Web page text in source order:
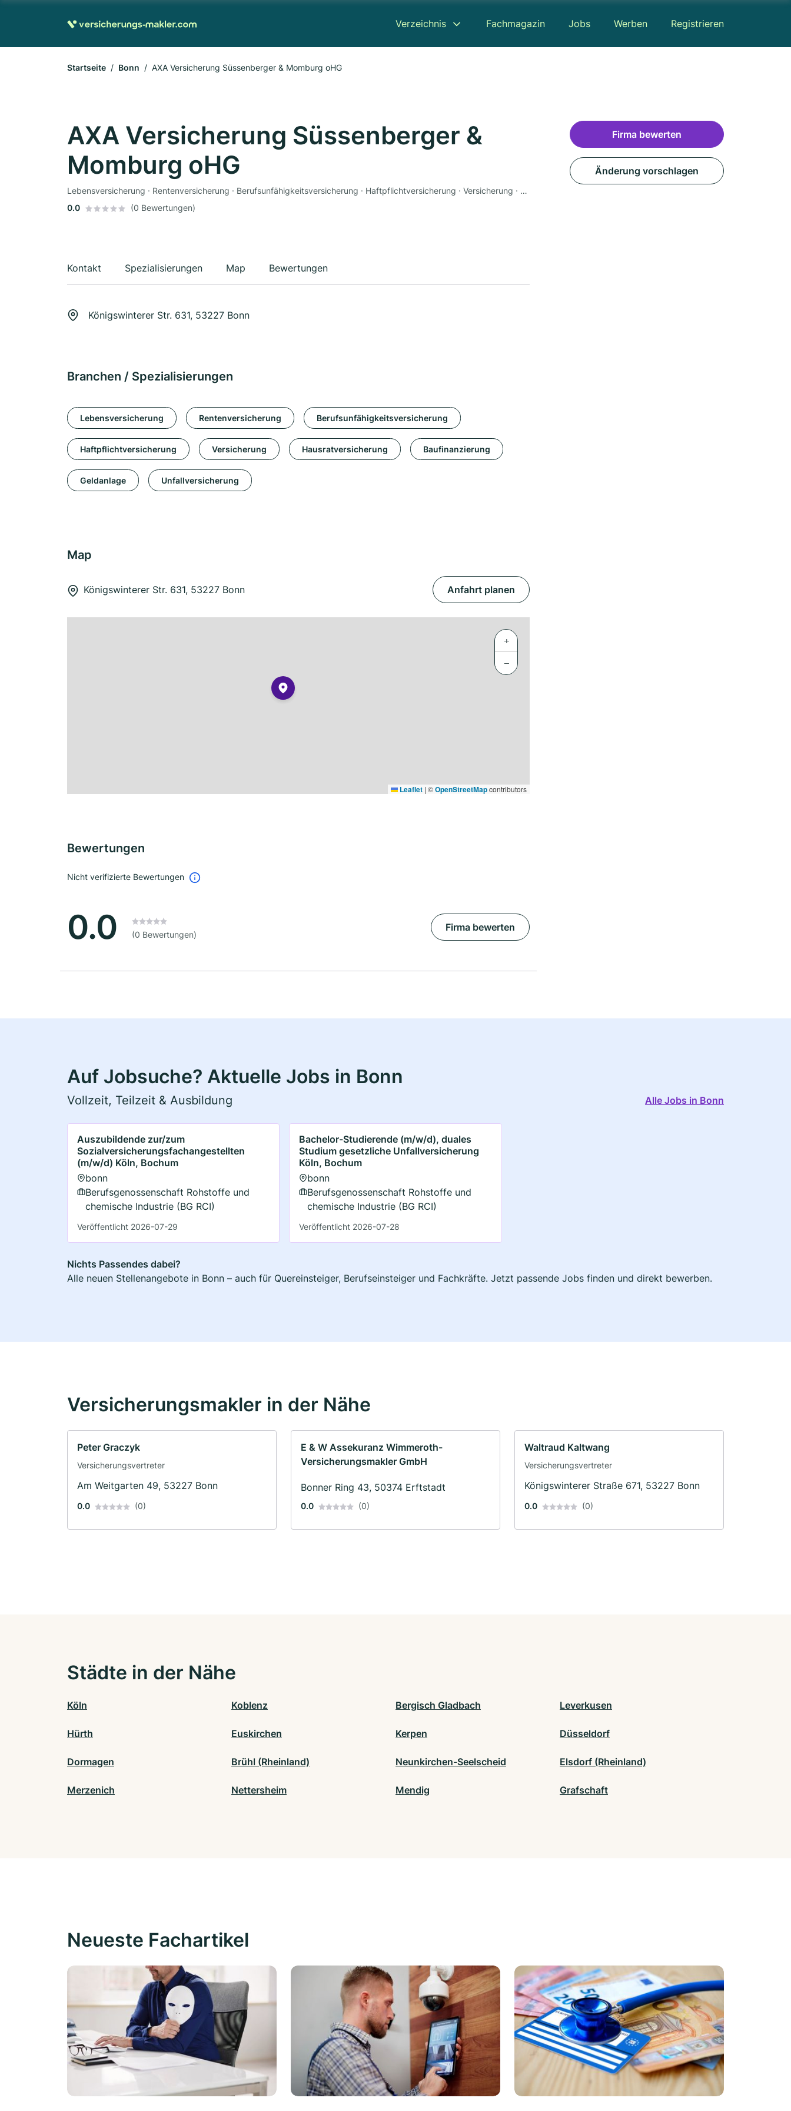
Verzeichnis Fachmagazin Jobs Werben Registrieren
Startseite Bonn AXA Versicherung Süssenberger & Momburg oHG
AXA Versicherung Süssenberger &
Momburg oHG
Lebensversicherung · Rentenversicherung · Berufsunfähigkeitsversicherung · Haftpflichtversicherung · Versicherung · Hausratversicherung · Baufinanzierung · Geldanlage · Unfallversicherung
0.0
(0 Bewertungen)
Kontakt Spezialisierungen Map Bewertungen
Königswinterer Str. 631, 53227 Bonn
Branchen / Spezialisierungen
Lebensversicherung Rentenversicherung Berufsunfähigkeitsversicherung
Haftpflichtversicherung Versicherung Hausratversicherung Baufinanzierung
Geldanlage Unfallversicherung
Map
Königswinterer Str. 631, 53227 Bonn Anfahrt planen
+
−
Leaflet | ©OpenStreetMapcontributors
Bewertungen
Nicht verifizierte Bewertungen
0.0 (0 Bewertungen)
Firma bewerten
Firma bewerten
Änderung vorschlagen
Auf Jobsuche? Aktuelle Jobs in Bonn
Vollzeit, Teilzeit & Ausbildung Alle Jobs in Bonn
Auszubildende zur/zum
Sozialversicherungsfachangestellten
(m/w/d) Köln, Bochum
bonn
Berufsgenossenschaft Rohstoffe und
chemische Industrie (BG RCI)
Veröffentlicht 2026-07-29
Bachelor-Studierende (m/w/d), duales
Studium gesetzliche Unfallversicherung
Köln, Bochum
bonn
Berufsgenossenschaft Rohstoffe und
chemische Industrie (BG RCI)
Veröffentlicht 2026-07-28
Nichts Passendes dabei?
Alle neuen Stellenangebote in Bonn – auch für Quereinsteiger, Berufseinsteiger und Fachkräfte. Jetzt passende Jobs finden und direkt bewerben.
Versicherungsmakler in der Nähe
Peter Graczyk
Versicherungsvertreter
Am Weitgarten 49, 53227 Bonn
0.0 (0)
E & W Assekuranz Wimmeroth-
Versicherungsmakler GmbH
Bonner Ring 43, 50374 Erftstadt
0.0 (0)
Waltraud Kaltwang
Versicherungsvertreter
Königswinterer Straße 671, 53227 Bonn
0.0 (0)
Städte in der Nähe
Köln Koblenz Bergisch Gladbach Leverkusen
Hürth Euskirchen Kerpen Düsseldorf
Dormagen Brühl (Rheinland) Neunkirchen-Seelscheid Elsdorf (Rheinland)
Merzenich Nettersheim Mendig Grafschaft
Neueste Fachartikel